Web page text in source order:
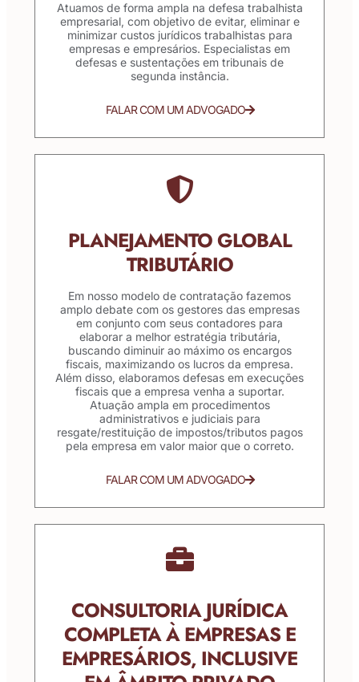
Atuamos de forma ampla na defesa trabalhista
empresarial, com objetivo de evitar, eliminar e
minimizar custos jurídicos trabalhistas para
empresas e empresários. Especialistas em
defesas e sustentações em tribunais de
segunda instância.
FALAR COM UM ADVOGADO
PLANEJAMENTO GLOBAL
TRIBUTÁRIO
Em nosso modelo de contratação fazemos
amplo debate com os gestores das empresas
em conjunto com seus contadores para
elaborar a melhor estratégia tributária,
buscando diminuir ao máximo os encargos
fiscais, maximizando os lucros da empresa.
Além disso, elaboramos defesas em execuções
fiscais que a empresa venha a suportar.
Atuação ampla em procedimentos
administrativos e judiciais para
resgate/restituição de impostos/tributos pagos
pela empresa em valor maior que o correto.
FALAR COM UM ADVOGADO
CONSULTORIA JURÍDICA
COMPLETA À EMPRESAS E
EMPRESÁRIOS, INCLUSIVE